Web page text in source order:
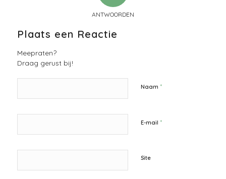
ANTWOORDEN
Plaats een Reactie
Meepraten?
Draag gerust bij!
Naam *
E-mail *
Site